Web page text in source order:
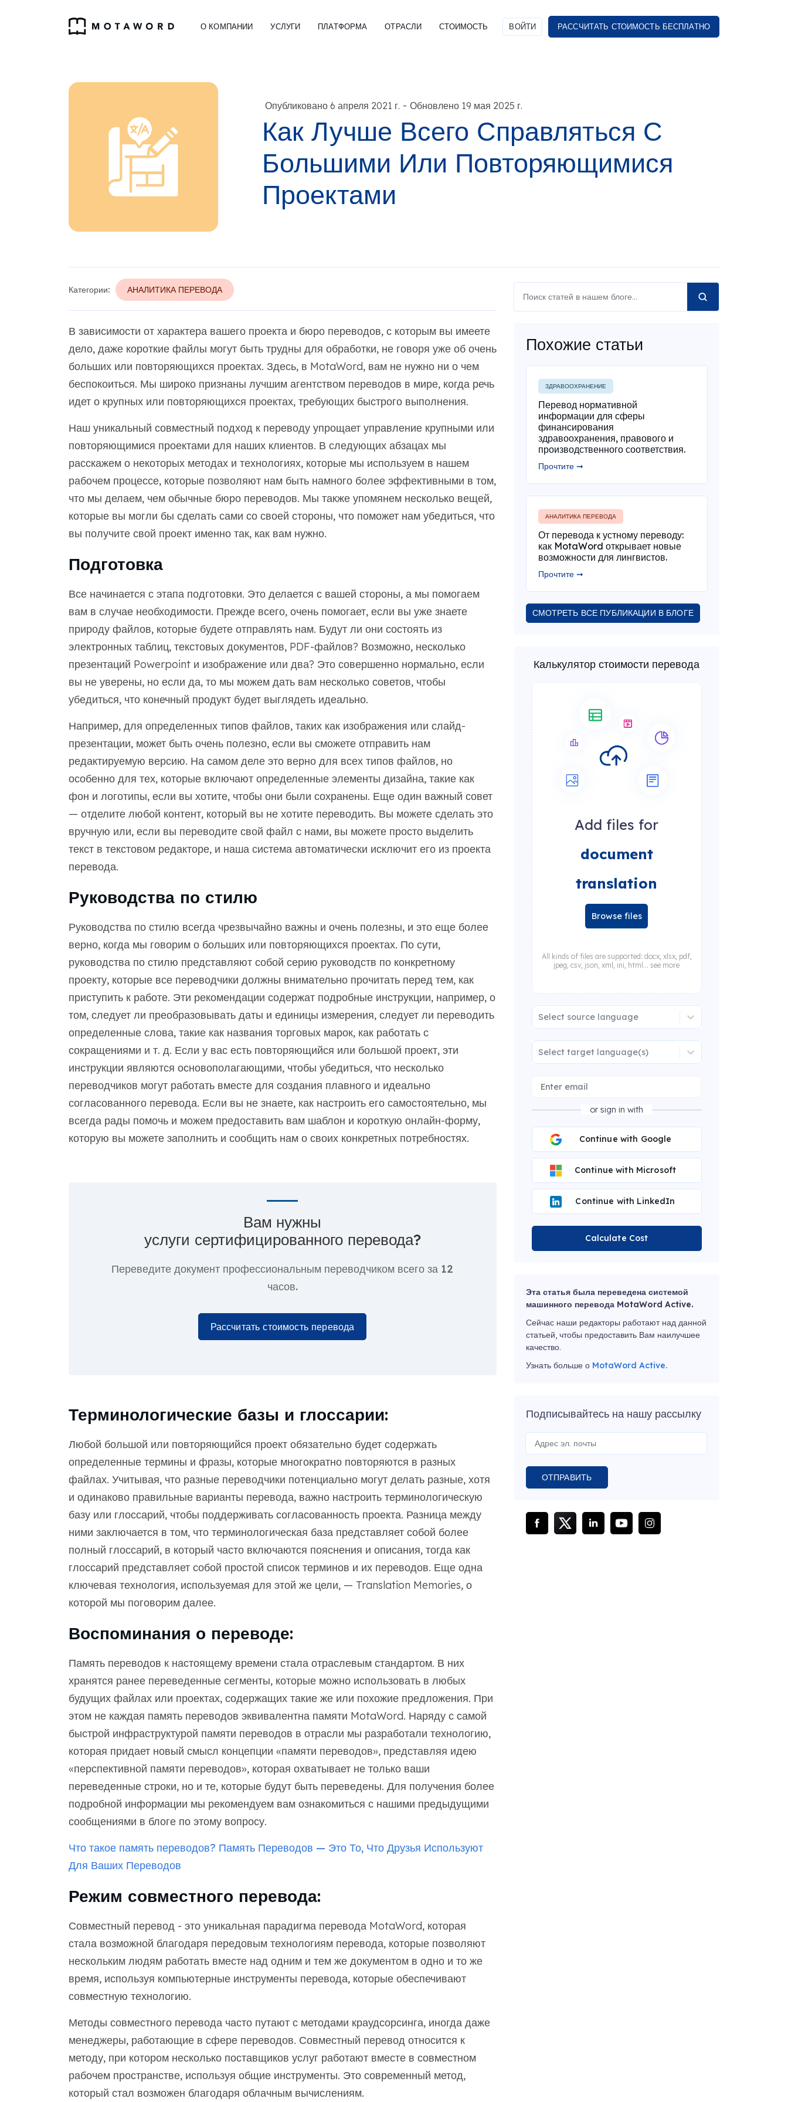
О КОМПАНИИ УСЛУГИ ПЛАТФОРМА ОТРАСЛИ СТОИМОСТЬ ВОЙТИ РАССЧИТАТЬ СТОИМОСТЬ БЕСПЛАТНО
Опубликовано 6 апреля 2021 г. - Обновлено 19 мая 2025 г.
Как Лучше Всего Справляться С
Большими Или Повторяющимися
Проектами
Категории: АНАЛИТИКА ПЕРЕВОДА
В зависимости от характера вашего проекта и бюро переводов, с которым вы имеете
дело, даже короткие файлы могут быть трудны для обработки, не говоря уже об очень
больших или повторяющихся проектах. Здесь, в MotaWord, вам не нужно ни о чем
беспокоиться. Мы широко признаны лучшим агентством переводов в мире, когда речь
идет о крупных или повторяющихся проектах, требующих быстрого выполнения.
Наш уникальный совместный подход к переводу упрощает управление крупными или
повторяющимися проектами для наших клиентов. В следующих абзацах мы
расскажем о некоторых методах и технологиях, которые мы используем в нашем
рабочем процессе, которые позволяют нам быть намного более эффективными в том,
что мы делаем, чем обычные бюро переводов. Мы также упомянем несколько вещей,
которые вы могли бы сделать сами со своей стороны, что поможет нам убедиться, что
вы получите свой проект именно так, как вам нужно.
Подготовка
Все начинается с этапа подготовки. Это делается с вашей стороны, а мы помогаем
вам в случае необходимости. Прежде всего, очень помогает, если вы уже знаете
природу файлов, которые будете отправлять нам. Будут ли они состоять из
электронных таблиц, текстовых документов, PDF-файлов? Возможно, несколько
презентаций Powerpoint и изображение или два? Это совершенно нормально, если
вы не уверены, но если да, то мы можем дать вам несколько советов, чтобы
убедиться, что конечный продукт будет выглядеть идеально.
Например, для определенных типов файлов, таких как изображения или слайд-
презентации, может быть очень полезно, если вы сможете отправить нам
редактируемую версию. На самом деле это верно для всех типов файлов, но
особенно для тех, которые включают определенные элементы дизайна, такие как
фон и логотипы, если вы хотите, чтобы они были сохранены. Еще один важный совет
— отделите любой контент, который вы не хотите переводить. Вы можете сделать это
вручную или, если вы переводите свой файл с нами, вы можете просто выделить
текст в текстовом редакторе, и наша система автоматически исключит его из проекта
перевода.
Руководства по стилю
Руководства по стилю всегда чрезвычайно важны и очень полезны, и это еще более
верно, когда мы говорим о больших или повторяющихся проектах. По сути,
руководства по стилю представляют собой серию руководств по конкретному
проекту, которые все переводчики должны внимательно прочитать перед тем, как
приступить к работе. Эти рекомендации содержат подробные инструкции, например, о
том, следует ли преобразовывать даты и единицы измерения, следует ли переводить
определенные слова, такие как названия торговых марок, как работать с
сокращениями и т. д. Если у вас есть повторяющийся или большой проект, эти
инструкции являются основополагающими, чтобы убедиться, что несколько
переводчиков могут работать вместе для создания плавного и идеально
согласованного перевода. Если вы не знаете, как настроить его самостоятельно, мы
всегда рады помочь и можем предоставить вам шаблон и короткую онлайн-форму,
которую вы можете заполнить и сообщить нам о своих конкретных потребностях.
Вам нужны
услуги сертифицированного перевода?
Переведите документ профессиональным переводчиком всего за 12
часов.
Рассчитать стоимость перевода
Терминологические базы и глоссарии:
Любой большой или повторяющийся проект обязательно будет содержать
определенные термины и фразы, которые многократно повторяются в разных
файлах. Учитывая, что разные переводчики потенциально могут делать разные, хотя
и одинаково правильные варианты перевода, важно настроить терминологическую
базу или глоссарий, чтобы поддерживать согласованность проекта. Разница между
ними заключается в том, что терминологическая база представляет собой более
полный глоссарий, в который часто включаются пояснения и описания, тогда как
глоссарий представляет собой простой список терминов и их переводов. Еще одна
ключевая технология, используемая для этой же цели, — Translation Memories, о
которой мы поговорим далее.
Воспоминания о переводе:
Память переводов к настоящему времени стала отраслевым стандартом. В них
хранятся ранее переведенные сегменты, которые можно использовать в любых
будущих файлах или проектах, содержащих такие же или похожие предложения. При
этом не каждая память переводов эквивалентна памяти MotaWord. Наряду с самой
быстрой инфраструктурой памяти переводов в отрасли мы разработали технологию,
которая придает новый смысл концепции «памяти переводов», представляя идею
«перспективной памяти переводов», которая охватывает не только ваши
переведенные строки, но и те, которые будут быть переведены. Для получения более
подробной информации мы рекомендуем вам ознакомиться с нашими предыдущими
сообщениями в блоге по этому вопросу.
Что такое память переводов? Память Переводов — Это То, Что Друзья Используют
Для Ваших Переводов
Режим совместного перевода:
Совместный перевод - это уникальная парадигма перевода MotaWord, которая
стала возможной благодаря передовым технологиям перевода, которые позволяют
нескольким людям работать вместе над одним и тем же документом в одно и то же
время, используя компьютерные инструменты перевода, которые обеспечивают
совместную технологию.
Методы совместного перевода часто путают с методами краудсорсинга, иногда даже
менеджеры, работающие в сфере переводов. Совместный перевод относится к
методу, при котором несколько поставщиков услуг работают вместе в совместном
рабочем пространстве, используя общие инструменты. Это современный метод,
который стал возможен благодаря облачным вычислениям.
Похожие статьи
ЗДРАВООХРАНЕНИЕ
Перевод нормативной
информации для сферы
финансирования
здравоохранения, правового и
производственного соответствия.
Прочтите ➞
АНАЛИТИКА ПЕРЕВОДА
От перевода к устному переводу:
как MotaWord открывает новые
возможности для лингвистов.
Прочтите ➞
СМОТРЕТЬ ВСЕ ПУБЛИКАЦИИ В БЛОГЕ
Калькулятор стоимости перевода
Add files for
document
translation
Browse files
All kinds of files are supported: docx, xlsx, pdf,
jpeg, csv, json, xml, ini, html... see more
Select source language
Select target language(s)
or sign in with
Continue with Google
Continue with Microsoft
Continue with LinkedIn
Calculate Cost
Эта статья была переведена системой
машинного перевода MotaWord Active.
Сейчас наши редакторы работают над данной
статьей, чтобы предоставить Вам наилучшее
качество.
Узнать больше о MotaWord Active.
Подписывайтесь на нашу рассылку
ОТПРАВИТЬ